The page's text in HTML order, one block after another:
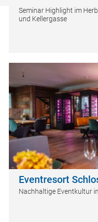
Seminar Highlight im
und Kellergasse
Eventresort
Nachhaltige Eventkultur